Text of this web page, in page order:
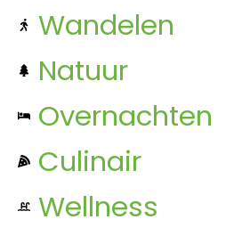
Wandelen
Natuur
Overnachten
Culinair
Wellness